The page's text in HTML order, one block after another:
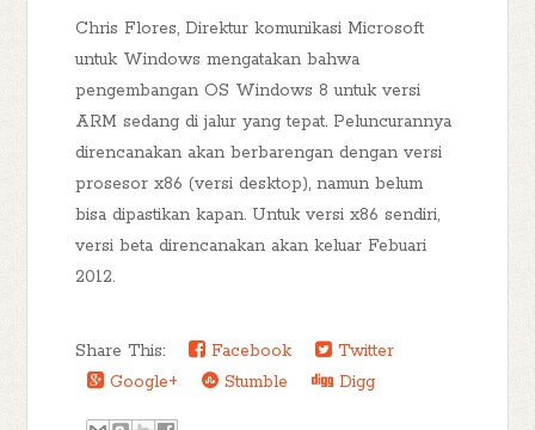
Chris Flores, Direktur komunikasi Microsoft
untuk Windows mengatakan bahwa
pengembangan OS Windows 8 untuk versi
ARM sedang di jalur yang tepat. Peluncurannya
direncanakan akan berbarengan dengan versi
prosesor x86 (versi desktop), namun belum
bisa dipastikan kapan. Untuk versi x86 sendiri,
versi beta direncanakan akan keluar Febuari
2012.
Share This: Facebook
Twitter
Google+
Stumble Digg